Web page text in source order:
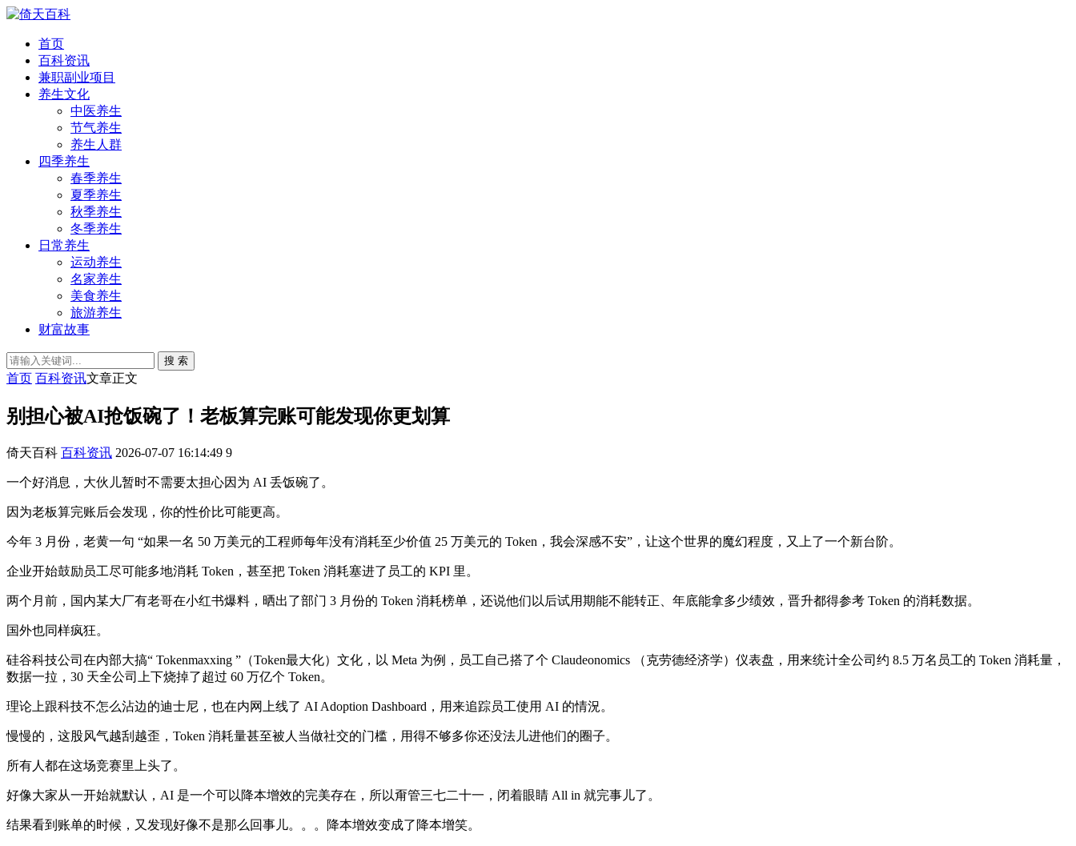
首页
百科资讯
兼职副业项目
养生文化
中医养生
节气养生
养生人群
四季养生
春季养生
夏季养生
秋季养生
冬季养生
日常养生
运动养生
名家养生
美食养生
旅游养生
财富故事
搜 索
首页 百科资讯文章正文
别担心被AI抢饭碗了！老板算完账可能发现你更划算
倚天百科 百科资讯 2026-07-07 16:14:49 9
一个好消息，大伙儿暂时不需要太担心因为 AI 丢饭碗了。
因为老板算完账后会发现，你的性价比可能更高。
今年 3 月份，老黄一句 “如果一名 50 万美元的工程师每年没有消耗至少价值 25 万美元的 Token，我会深感不安”，让这个世界的魔幻程度，又上了一个新台阶。
企业开始鼓励员工尽可能多地消耗 Token，甚至把 Token 消耗塞进了员工的 KPI 里。
两个月前，国内某大厂有老哥在小红书爆料，晒出了部门 3 月份的 Token 消耗榜单，还说他们以后试用期能不能转正、年底能拿多少绩效，晋升都得参考 Token 的消耗数据。
国外也同样疯狂。
硅谷科技公司在内部大搞“ Tokenmaxxing ”（Token最大化）文化，以 Meta 为例，员工自己搭了个 Claudeonomics （克劳德经济学）仪表盘，用来统计全公司约 8.5 万名员工的 Token 消耗量，
数据一拉，30 天全公司上下烧掉了超过 60 万亿个 Token。
理论上跟科技不怎么沾边的迪士尼，也在内网上线了 AI Adoption Dashboard，用来追踪员工使用 AI 的情況。
慢慢的，这股风气越刮越歪，Token 消耗量甚至被人当做社交的门槛，用得不够多你还没法儿进他们的圈子。
所有人都在这场竞赛里上头了。
好像大家从一开始就默认，AI 是一个可以降本增效的完美存在，所以甭管三七二十一，闭着眼睛 All in 就完事儿了。
结果看到账单的时候，又发现好像不是那么回事儿。。。降本增效变成了降本增笑。